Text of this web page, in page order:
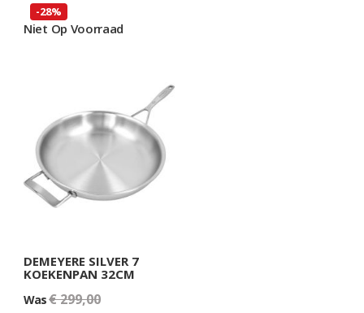
-28%
Niet Op Voorraad
DEMEYERE SILVER 7
KOEKENPAN 32CM
Was€ 299,00